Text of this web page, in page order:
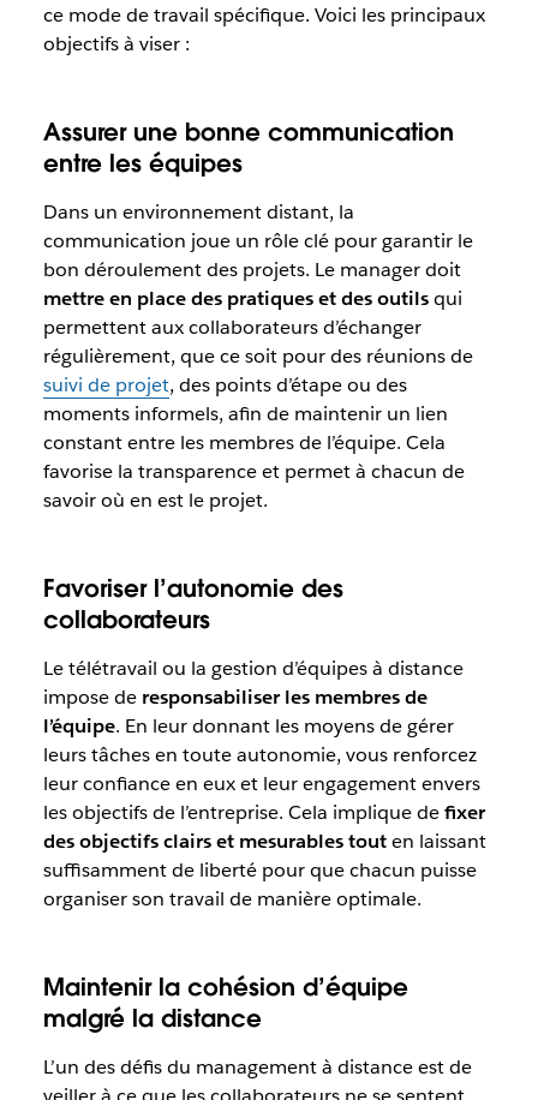
ce mode de travail spécifique. Voici les principaux
objectifs à viser :
Assurer une bonne communication
entre les équipes
Dans un environnement distant, la
communication joue un rôle clé pour garantir le
bon déroulement des projets. Le manager doit
mettre en place des pratiques et des outilsqui
permettent aux collaborateurs d’échanger
régulièrement, que ce soit pour des réunions de
suivi de projet, des points d’étape ou des
moments informels, afin de maintenir un lien
constant entre les membres de l’équipe. Cela
favorise la transparence et permet à chacun de
savoir où en est le projet.
Favoriser l’autonomie des
collaborateurs
Le télétravail ou la gestion d’équipes à distance
impose de responsabiliser les membres de
l’équipe. En leur donnant les moyens de gérer
leurs tâches en toute autonomie, vous renforcez
leur confiance en eux et leur engagement envers
les objectifs de l’entreprise. Cela implique defixer
des objectifs clairs et mesurables touten laissant
suffisamment de liberté pour que chacun puisse
organiser son travail de manière optimale.
Maintenir la cohésion d’équipe
malgré la distance
L’un des défis du management à distance est de